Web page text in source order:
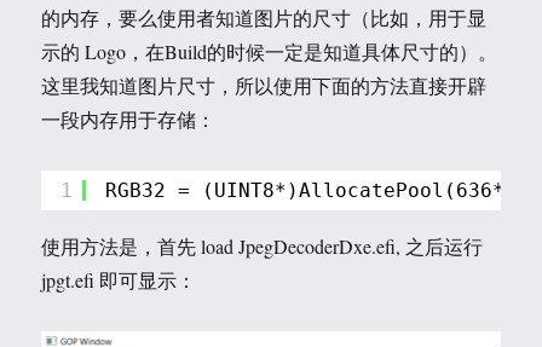
的内存，要么使用者知道图片的尺寸（比如，用于显
示的 Logo，在Build的时候一定是知道具体尺寸的）。
这里我知道图片尺寸，所以使用下面的方法直接开辟
一段内存用于存储：
1 RGB32 =
使用方法是，首先 load JpegDecoderDxe.efi, 之后运行
jpgt.efi 即可显示：